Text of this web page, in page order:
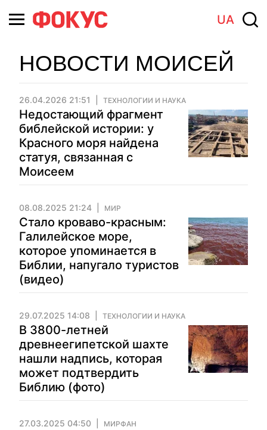
UA
НОВОСТИ МОИСЕЙ
26.04.2026 21:51 ТЕХНОЛОГИИ И НАУКА
Недостающий фрагмент
библейской истории: у
Красного моря найдена
статуя, связанная с
Моисеем
08.08.2025 21:24 МИР
Стало кроваво-красным:
Галилейское море,
которое упоминается в
Библии, напугало туристов
(видео)
29.07.2025 14:08 ТЕХНОЛОГИИ И НАУКА
В 3800-летней
древнеегипетской шахте
нашли надпись, которая
может подтвердить
Библию (фото)
27.03.2025 04:50 МИРФАН